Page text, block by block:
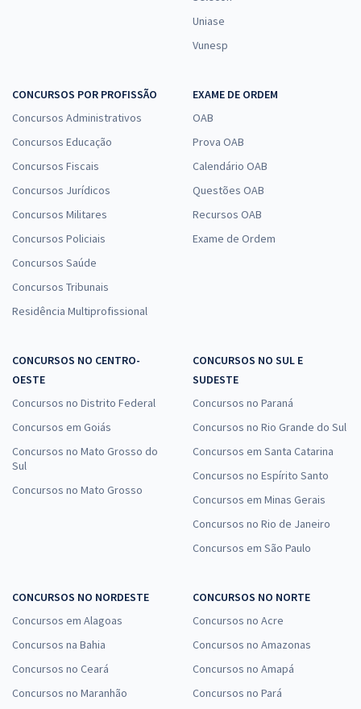
Uniase
Vunesp
CONCURSOS POR PROFISSÃO
Concursos Administrativos
Concursos Educação
Concursos Fiscais
Concursos Jurídicos
Concursos Militares
Concursos Policiais
Concursos Saúde
Concursos Tribunais
Residência Multiprofissional
EXAME DE ORDEM
OAB
Prova OAB
Calendário OAB
Questões OAB
Recursos OAB
Exame de Ordem
CONCURSOS NO CENTRO-
OESTE
Concursos no Distrito Federal
Concursos em Goiás
Concursos no Mato Grosso do
Sul
Concursos no Mato Grosso
CONCURSOS NO SUL E
SUDESTE
Concursos no Paraná
Concursos no Rio Grande do Sul
Concursos em Santa Catarina
Concursos no Espírito Santo
Concursos em Minas Gerais
Concursos no Rio de Janeiro
Concursos em São Paulo
CONCURSOS NO NORDESTE
Concursos em Alagoas
Concursos na Bahia
Concursos no Ceará
Concursos no Maranhão
CONCURSOS NO NORTE
Concursos no Acre
Concursos no Amazonas
Concursos no Amapá
Concursos no Pará